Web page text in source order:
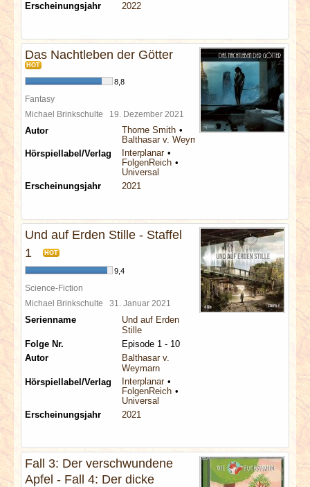
Erscheinungsjahr
2022
Das Nachtleben der Götter
HOT
8,8
Fantasy
Michael Brinkschulte 19. Dezember 2021
Autor
Thorne Smith
Balthasar v. Weymarn
Hörspiellabel/Verlag
Interplanar
FolgenReich
Universal
Erscheinungsjahr
2021
Und auf Erden Stille - Staffel
1
HOT
9,4
Science-Fiction
Michael Brinkschulte 31. Januar 2021
Serienname
Und auf Erden
Stille
Folge Nr.
Episode 1 - 10
Autor
Balthasar v.
Weymarn
Hörspiellabel/Verlag
Interplanar
FolgenReich
Universal
Erscheinungsjahr
2021
Fall 3: Der verschwundene
Apfel - Fall 4: Der dicke